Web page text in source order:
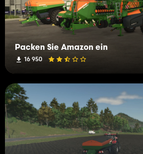
Packen Sie Amazon ein
16 950